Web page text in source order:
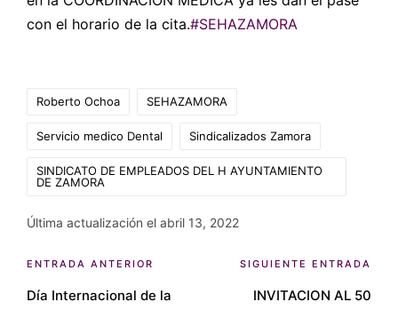
con el horario de la cita.#SEHAZAMORA
Roberto Ochoa SEHAZAMORA
Servicio medico Dental Sindicalizados Zamora
SINDICATO DE EMPLEADOS DEL H AYUNTAMIENTO
DE ZAMORA
Última actualización el abril 13, 2022
Navegación
ENTRADA ANTERIOR
Día Internacional de la
SIGUIENTE ENTRADA
INVITACION AL 50